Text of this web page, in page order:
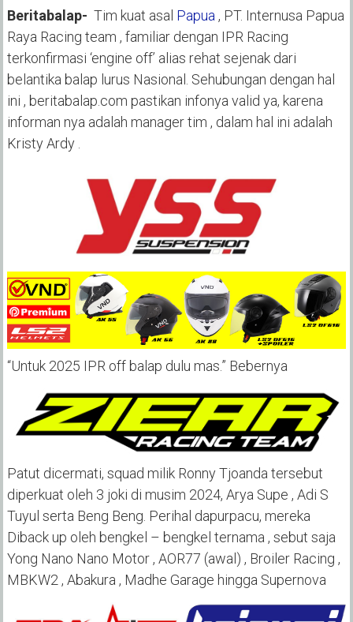
Beritabalap- Tim kuat asal Papua , PT. Internusa Papua
Raya Racing team , familiar dengan IPR Racing
terkonfirmasi ‘engine off’ alias rehat sejenak dari
belantika balap lurus Nasional. Sehubungan dengan hal
ini , beritabalap.com pastikan infonya valid ya, karena
informan nya adalah manager tim , dalam hal ini adalah
Kristy Ardy .
“Untuk 2025 IPR off balap dulu mas.” Bebernya
Patut dicermati, squad milik Ronny Tjoanda tersebut
diperkuat oleh 3 joki di musim 2024, Arya Supe , Adi S
Tuyul serta Beng Beng. Perihal dapurpacu, mereka
Diback up oleh bengkel – bengkel ternama , sebut saja
Yong Nano Nano Motor , AOR77 (awal) , Broiler Racing ,
MBKW2 , Abakura , Madhe Garage hingga Supernova